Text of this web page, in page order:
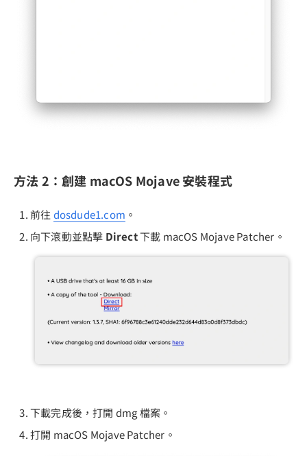
方法 2：創建 macOS Mojave 安裝程式
前往 dosdude1.com 。
向下滾動並點擊 Direct下載 macOS Mojave Patcher。
下載完成後，打開 dmg 檔案。
打開 macOS Mojave Patcher。